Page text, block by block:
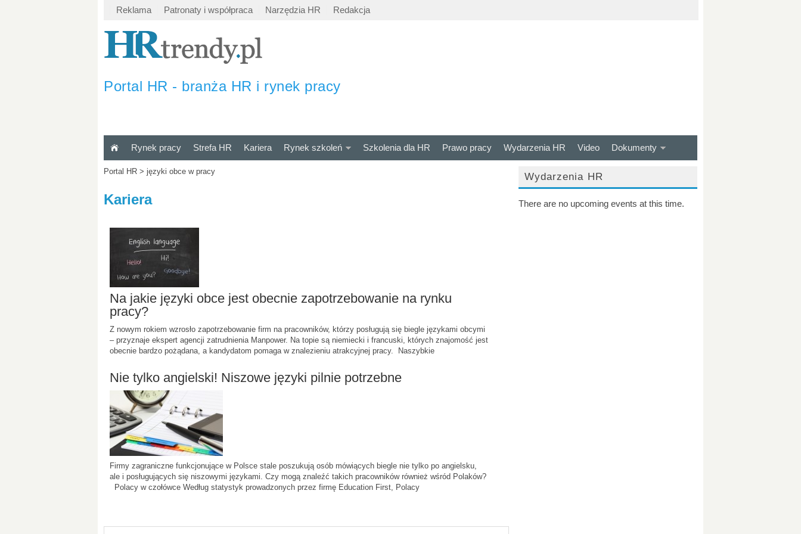
Reklama Patronaty i współpraca Narzędzia HR Redakcja
Portal HR - branża HR i rynek pracy
Rynek pracy Strefa HR Kariera Rynek szkoleń Szkolenia dla HR Prawo pracy Wydarzenia HR Video Dokumenty
Portal HR > języki obce w pracy
Kariera
Na jakie języki obce jest obecnie zapotrzebowanie na rynku
pracy?
Z nowym rokiem wzrosło zapotrzebowanie firm na pracowników, którzy posługują się biegle językami obcymi
– przyznaje ekspert agencji zatrudnienia Manpower. Na topie są niemiecki i francuski, których znajomość jest
obecnie bardzo pożądana, a kandydatom pomaga w znalezieniu atrakcyjnej pracy. Naszybkie
Nie tylko angielski! Niszowe języki pilnie potrzebne
Firmy zagraniczne funkcjonujące w Polsce stale poszukują osób mówiących biegle nie tylko po angielsku,
ale i posługujących się niszowymi językami. Czy mogą znaleźć takich pracowników również wśród Polaków?
Polacy w czołówce Według statystyk prowadzonych przez firmę Education First, Polacy
Wydarzenia HR
There are no upcoming events at this time.